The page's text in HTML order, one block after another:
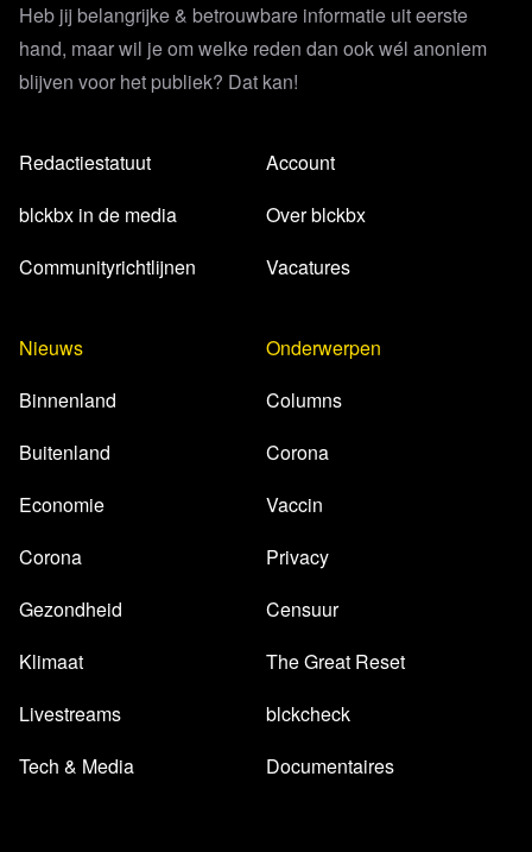
Heb jij belangrijke & betrouwbare informatie uit eerste
hand, maar wil je om welke reden dan ook wél anoniem
blijven voor het publiek? Dat kan!
Redactiestatuut
blckbx in de media
Communityrichtlijnen
Account
Over blckbx
Vacatures
Nieuws
Binnenland
Buitenland
Economie
Corona
Gezondheid
Klimaat
Livestreams
Tech & Media
Onderwerpen
Columns
Corona
Vaccin
Privacy
Censuur
The Great Reset
blckcheck
Documentaires